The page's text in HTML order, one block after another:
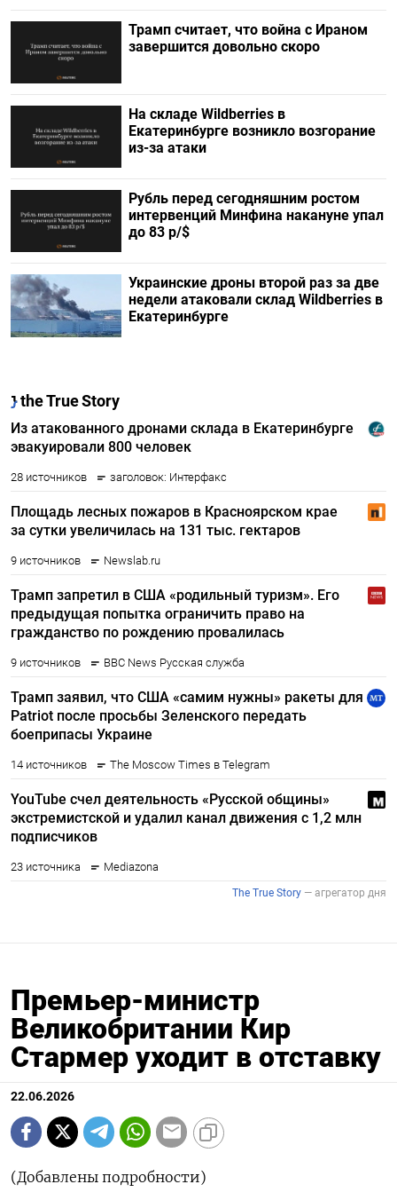
Трамп считает, что война с Ираном
завершится довольно скоро
На складе Wildberries в
Екатеринбурге возникло возгорание
из-за атаки
Рубль перед сегодняшним ростом
интервенций Минфина накануне упал
до 83 р/$
Украинские дроны второй раз за две
недели атаковали склад Wildberries в
Екатеринбурге
Премьер-министр
Великобритании Кир
Стармер уходит в отставку
22.06.2026
(Добавлены подробности)